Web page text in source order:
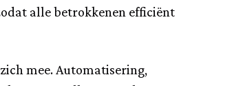
alle betrokkenen efficiënt
mee. Automatisering,